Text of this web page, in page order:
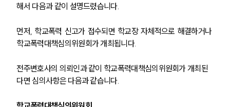
해서 다음과 같이 설명드렸습니다.
먼저, 학교폭력 신고가 접수되면 학교장 자체적으로 해결하거나
학교폭력대책심의위원회가 개최됩니다.
전주변호사의 의뢰인과 같이 학교폭력대책심의위원회가 개최된
다면 심의사항은 다음과 같습니다.